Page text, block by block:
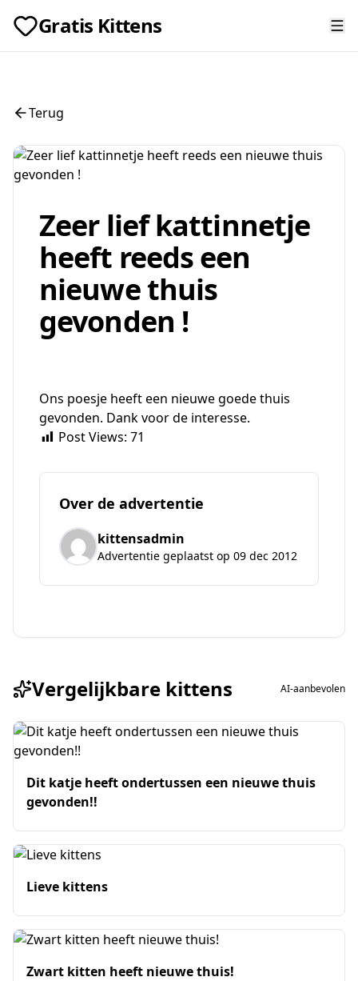
Gratis Kittens
Terug
Zeer lief kattinnetje
heeft reeds een
nieuwe thuis
gevonden !
Ons poesje heeft een nieuwe goede thuis
gevonden. Dank voor de interesse.
Post Views: 71
Over de advertentie
kittensadmin
Advertentie geplaatst op 09 dec 2012
Vergelijkbare kittens AI-aanbevolen
Dit katje heeft ondertussen een nieuwe thuis
gevonden!!
Lieve kittens
Zwart kitten heeft nieuwe thuis!